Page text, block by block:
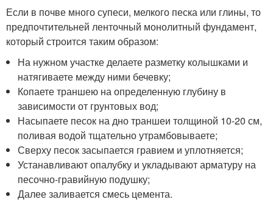
Если в почве много супеси, мелкого песка или глины, то
предпочтительней ленточный монолитный фундамент,
который строится таким образом:
На нужном участке делаете разметку колышками и
натягиваете между ними бечевку;
Копаете траншею на определенную глубину в
зависимости от грунтовых вод;
Насыпаете песок на дно траншеи толщиной 10-20 см,
поливая водой тщательно утрамбовываете;
Сверху песок засыпается гравием и уплотняется;
Устанавливают опалубку и укладывают арматуру на
песочно-гравийную подушку;
Далее заливается смесь цемента.